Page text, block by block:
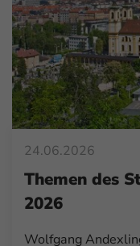
24.06.2026
Themen des
2026
Wolfgang